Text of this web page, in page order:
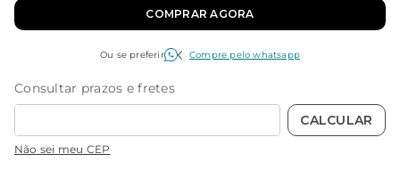
COMPRAR AGORA
Ou se preferir Compre pelo whatsapp
Não sei meu CEP